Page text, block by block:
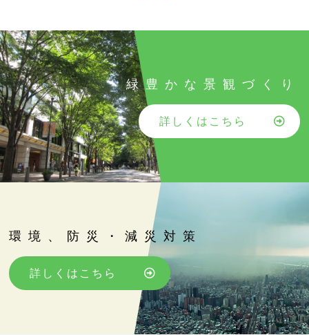
緑豊かな景観づくり
詳しくはこちら
環境、防災・減災対策
詳しくはこちら